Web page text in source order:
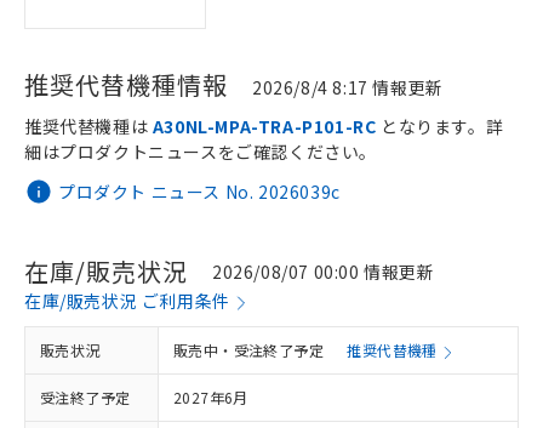
推奨代替機種情報 2026/8/4 8:17 情報更新
プロダクト ニュース No. 2026039c
推奨代替機種は A30NL-MPA-TRA-P101-RC となります。詳
細はプロダクトニュースをご確認ください。
在庫/販売状況
2026/08/07 00:00 情報更新
在庫/販売状況 ご利用条件
販売状況 販売中・受注終了予定 推奨代替機種
受注終了予定 2027年6月